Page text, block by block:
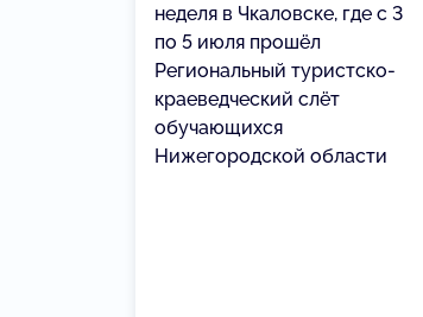
неделя в Чкаловске, где с 3
по 5 июля прошёл
Региональный туристско-
краеведческий слёт
обучающихся
Нижегородской области